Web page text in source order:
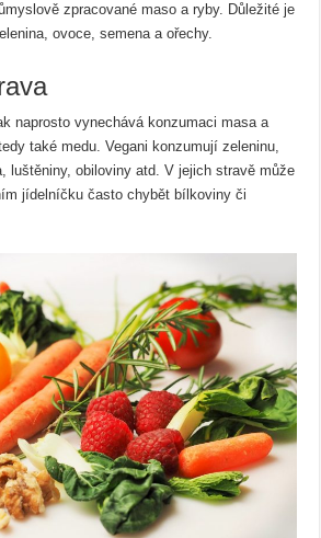
zpracované maso a ryby. Důležité je
ovoce, semena a ořechy.
naprosto vynechává konzumaci masa a
také medu. Vegani konzumují zeleninu,
luštěniny, obiloviny atd. V jejich stravě může
jídelníčku často chybět bílkoviny či